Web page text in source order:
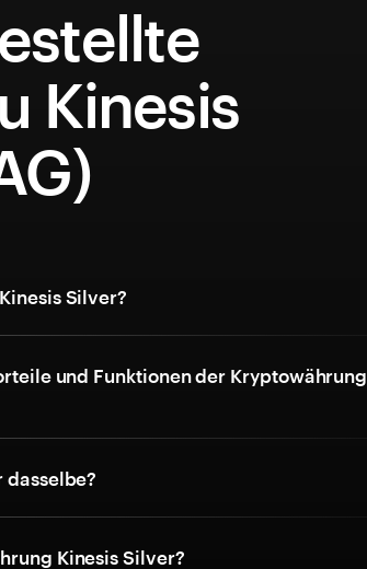
Kinesis
Silver?
und Funktionen der Kryptowährung
dasselbe?
Kinesis Silver?